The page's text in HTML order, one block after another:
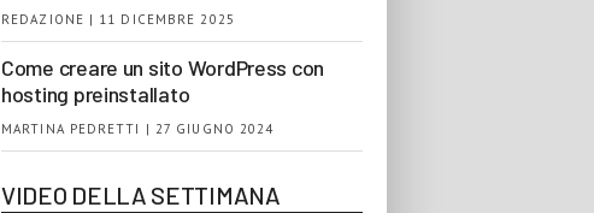
REDAZIONE | 11 DICEMBRE 2025
Come creare un sito WordPress con
hosting preinstallato
MARTINA PEDRETTI | 27 GIUGNO 2024
VIDEO DELLA SETTIMANA